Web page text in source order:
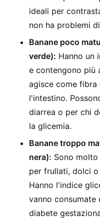
ideali per
non ha problemi
Banane poco
verde): Hanno un
e contengono più
agisce come fibra
l'intestino.
diarrea o per chi
la glicemia.
Banane troppo
nera): Sono
per frullati, dolci
Hanno l'indice
vanno consumate
diabete